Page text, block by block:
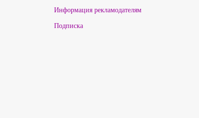
Информация рекламодателям
Подписка